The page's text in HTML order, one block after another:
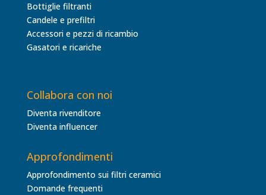
Bottiglie filtranti
Candele e prefiltri
Accessori e pezzi di ricambio
Gasatori e ricariche
Collabora con noi
Diventa rivenditore
Diventa influencer
Approfondimenti
Approfondimento sui filtri ceramici
Domande frequenti